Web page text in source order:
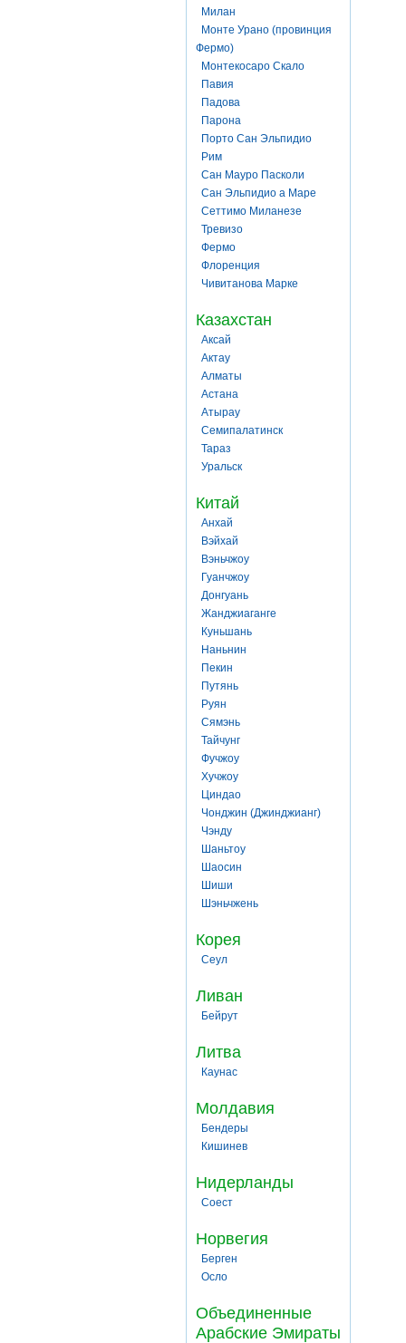
Милан
Монте Урано (провинция
Фермо)
Монтекосаро Скало
Павия
Падова
Парона
Порто Сан Эльпидио
Рим
Сан Мауро Пасколи
Сан Эльпидио а Маре
Сеттимо Миланезе
Тревизо
Фермо
Флоренция
Чивитанова Марке
Казахстан
Аксай
Актау
Алматы
Астана
Атырау
Семипалатинск
Тараз
Уральск
Китай
Анхай
Вэйхай
Вэньчжоу
Гуанчжоу
Донгуань
Жанджиаганге
Куньшань
Наньнин
Пекин
Путянь
Руян
Сямэнь
Тайчунг
Фучжоу
Хучжоу
Циндао
Чонджин (Джинджианг)
Чэнду
Шаньтоу
Шаосин
Шиши
Шэньчжень
Корея
Сеул
Ливан
Бейрут
Литва
Каунас
Молдавия
Бендеры
Кишинев
Нидерланды
Соест
Норвегия
Берген
Осло
Объединенные
Арабские Эмираты